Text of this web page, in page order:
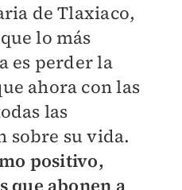
de Tlaxiaco,
lo más
es perder la
ahora con las
las
sobre su vida.
positivo,
que abonen a